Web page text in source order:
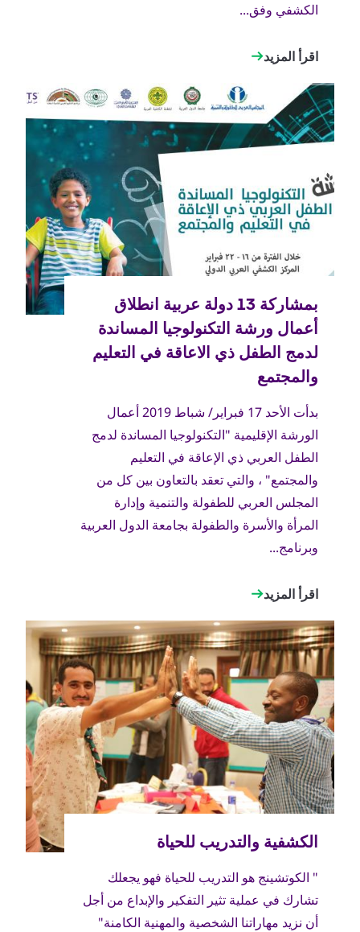
الكشفي وفق...
اقرأ المزيد
بدأت الأحد 17 فبراير/ شباط 2019 أعمال
الورشة الإقليمية "التكنولوجيا المساندة لدمج
الطفل العربي ذي الإعاقة في التعليم
والمجتمع" ، والتي تعقد بالتعاون بين كل من
المجلس العربي للطفولة والتنمية وإدارة
المرأة والأسرة والطفولة بجامعة الدول العربية
وبرنامج...
اقرأ المزيد
" الكوتشينج هو التدريب للحياة فهو يجعلك
تشارك في عملية تثير التفكير والإبداع من أجل
أن نزيد مهاراتنا الشخصية والمهنية الكامنة"